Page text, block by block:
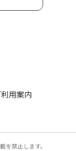
用案内
を禁止します。